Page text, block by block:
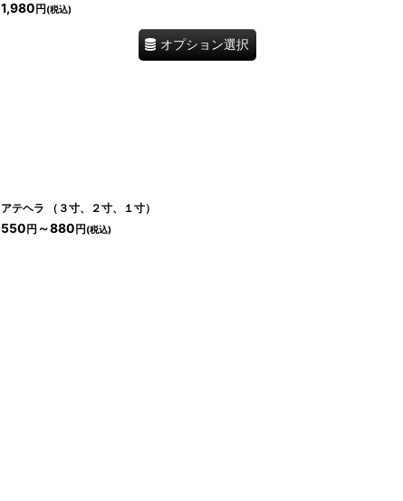
1,980円(税込)
オプション選択
アテヘラ （３寸、２寸、１寸）
550円 ～880円(税込)